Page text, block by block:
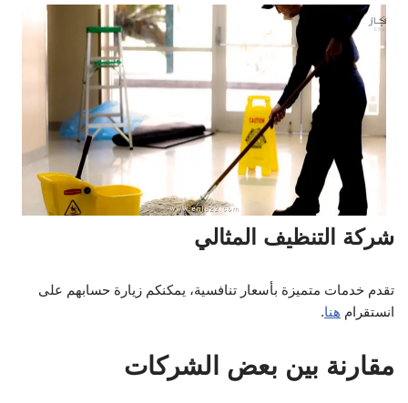
شركة التنظيف المثالي
تقدم خدمات متميزة بأسعار تنافسية، يمكنكم زيارة حسابهم على
انستقرام هنا.
مقارنة بين بعض الشركات